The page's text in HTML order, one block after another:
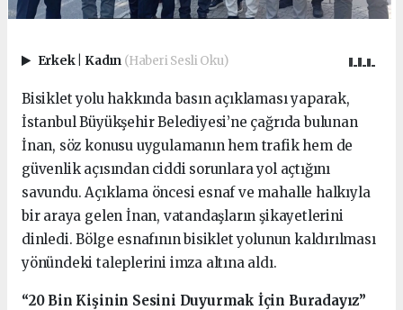
Erkek Kadın (Haberi Sesli Oku)
Bisiklet yolu hakkında basın açıklaması yaparak,
İstanbul Büyükşehir Belediyesi’ne çağrıda bulunan
İnan, söz konusu uygulamanın hem trafik hem de
güvenlik açısından ciddi sorunlara yol açtığını
savundu. Açıklama öncesi esnaf ve mahalle halkıyla
bir araya gelen İnan, vatandaşların şikayetlerini
dinledi. Bölge esnafının bisiklet yolunun kaldırılması
yönündeki taleplerini imza altına aldı.
“20 Bin Kişinin Sesini Duyurmak İçin Buradayız”